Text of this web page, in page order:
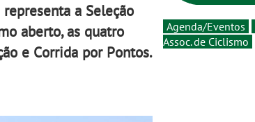
a Seleção
aberto, as quatro
e Corrida por Pontos.
Agenda/Eventos
Assoc. de Ciclismo